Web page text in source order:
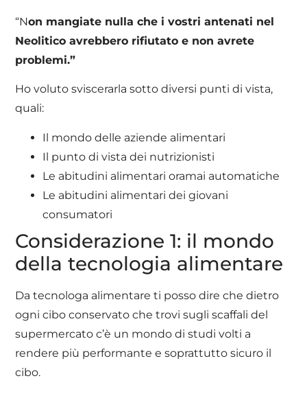
“Non mangiate nulla che i vostri antenati nel
Neolitico avrebbero rifiutato e non avrete
problemi.”
Ho voluto sviscerarla sotto diversi punti di vista,
quali:
Il mondo delle aziende alimentari
Il punto di vista dei nutrizionisti
Le abitudini alimentari oramai automatiche
Le abitudini alimentari dei giovani
consumatori
Considerazione 1: il mondo
della tecnologia alimentare
Da tecnologa alimentare ti posso dire che dietro
ogni cibo conservato che trovi sugli scaffali del
supermercato c’è un mondo di studi volti a
rendere più performante e soprattutto sicuro il
cibo.